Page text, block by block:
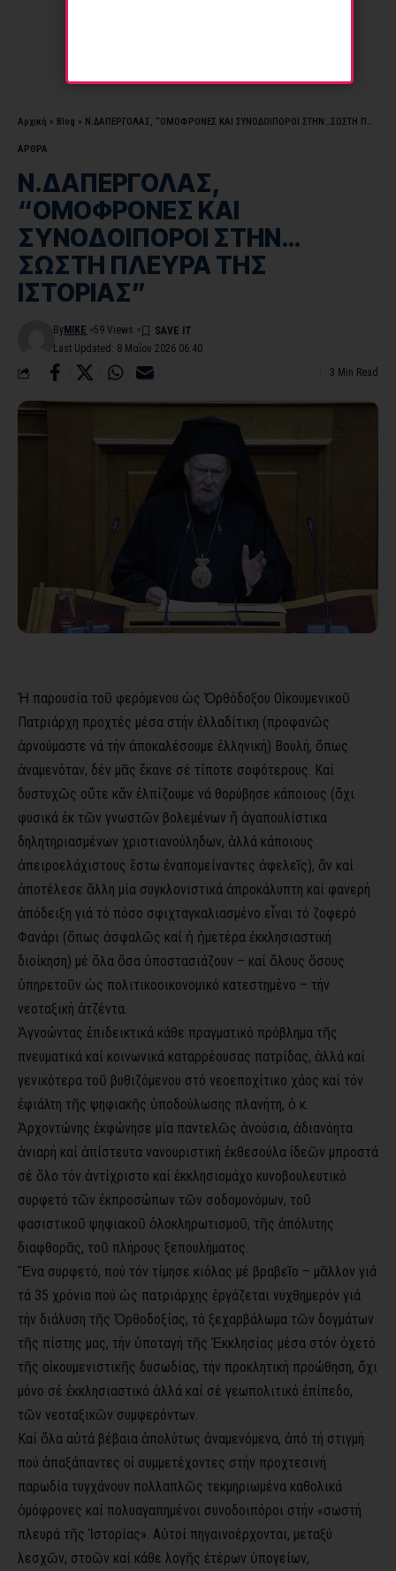
Αρχική » Blog » Ν.ΔΑΠΕΡΓΟΛΑΣ, “ΟΜΟΦΡΟΝΕΣ ΚΑΙ ΣΥΝΟΔΟΙΠΟΡΟΙ ΣΤΗΝ…ΣΩΣΤΗ ΠΛΕΥΡΑ ΤΗΣ ΙΣΤΟΡΙΑΣ”
ΑΡΘΡΑ
Ν.ΔΑΠΕΡΓΟΛΑΣ,
“ΟΜΟΦΡΟΝΕΣ ΚΑΙ
ΣΥΝΟΔΟΙΠΟΡΟΙ ΣΤΗΝ…
ΣΩΣΤΗ ΠΛΕΥΡΑ ΤΗΣ
ΙΣΤΟΡΙΑΣ”
Last Updated: 8 Μαΐου 2026 06:40
By MIKE 59 Views
3 Min Read
Ἡ παρουσία τοῦ φερόμενου ὡς Ὀρθόδοξου Οἰκουμενικοῦ
Πατριάρχη προχτές μέσα στήν ἐλλαδίτικη (προφανῶς
ἀρνούμαστε νά τήν ἀποκαλέσουμε ἑλληνική) Βουλή, ὅπως
ἀναμενόταν, δέν μᾶς ἔκανε σέ τίποτε σοφότερους. Καί
δυστυχῶς οὔτε κἄν ἐλπίζουμε νά θορύβησε κάποιους (ὄχι
φυσικά ἐκ τῶν γνωστῶν βολεμένων ἤ ἀγαπουλίστικα
δηλητηριασμένων χριστιανούληδων, ἀλλά κάποιους
ἀπειροελάχιστους ἔστω ἐναπομείναντες ἀφελεῖς), ἄν καί
ἀποτέλεσε ἄλλη μία συγκλονιστικά ἀπροκάλυπτη καί φανερή
ἀπόδειξη γιά τό πόσο σφιχταγκαλιασμένο εἶναι τό ζοφερό
Φανάρι (ὅπως ἀσφαλῶς καί ἡ ἡμετέρα ἐκκλησιαστική
διοίκηση) μέ ὅλα ὅσα ὑποστασιάζουν – καί ὅλους ὅσους
ὑπηρετοῦν ὡς πολιτικοοικονομικό κατεστημένο – τήν
νεοταξική ἀτζέντα.
Ἀγνοώντας ἐπιδεικτικά κάθε πραγματικό πρόβλημα τῆς
πνευματικά καί κοινωνικά καταρρέουσας πατρίδας, ἀλλά καί
γενικότερα τοῦ βυθιζόμενου στό νεοεποχίτικο χάος καί τόν
ἐφιάλτη τῆς ψηφιακῆς ὑποδούλωσης πλανήτη, ὁ κ.
Ἀρχοντώνης ἐκφώνησε μία παντελῶς ἀνούσια, ἀδιανόητα
ἀνιαρή καί ἀπίστευτα νανουριστική ἐκθεσούλα ἰδεῶν μπροστά
σέ ὅλο τόν ἀντίχριστο καί ἐκκλησιομάχο κυνοβουλευτικό
συρφετό τῶν ἐκπροσώπων τῶν σοδομονόμων, τοῦ
φασιστικοῦ ψηφιακοῦ ὁλοκληρωτισμοῦ, τῆς ἀπόλυτης
διαφθορᾶς, τοῦ πλήρους ξεπουλήματος.
Ἕνα συρφετό, πού τόν τίμησε κιόλας μέ βραβεῖο – μᾶλλον γιά
τά 35 χρόνια πού ὡς πατριάρχης ἐργάζεται νυχθημερόν γιά
τήν διάλυση τῆς Ὀρθοδοξίας, τό ξεχαρβάλωμα τῶν δογμάτων
τῆς πίστης μας, τήν ὑποταγή τῆς Ἐκκλησίας μέσα στόν ὀχετό
τῆς οἰκουμενιστικῆς δυσωδίας, τήν προκλητική προώθηση, ὄχι
μόνο σέ ἐκκλησιαστικό ἀλλά καί σέ γεωπολιτικό ἐπίπεδο,
τῶν νεοταξικῶν συμφερόντων.
Καί ὅλα αὐτά βέβαια ἀπολύτως ἀναμενόμενα, ἀπό τή στιγμή
πού ἁπαξάπαντες οἱ συμμετέχοντες στήν προχτεσινή
παρωδία τυγχάνουν πολλαπλῶς τεκμηριωμένα καθολικά
ὁμόφρονες καί πολυαγαπημένοι συνοδοιπόροι στήν «σωστή
πλευρά τῆς Ἱστορίας». Αὐτοί πηγαινοέρχονται, μεταξύ
λεσχῶν, στοῶν καί κάθε λογῆς ἑτέρων ὑπογείων,